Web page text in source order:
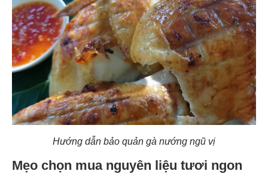
Hướng dẫn bảo quản gà nướng ngũ vị
Mẹo chọn mua nguyên liệu tươi ngon